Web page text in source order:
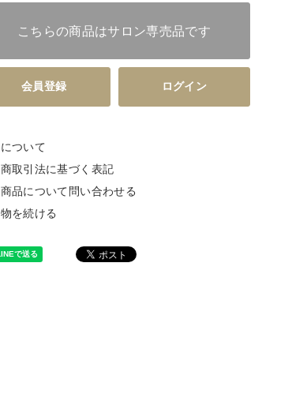
こちらの商品はサロン専売品です
会員登録 ログイン
ついて
取引法に基づく表記
品について問い合わせる
を続ける